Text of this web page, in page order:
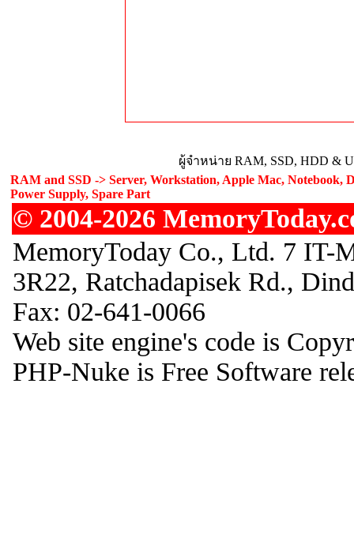
ผู้จำหน่าย RAM, SSD, HDD &
RAM and SSD -> Server, Workstation, Apple Mac, Notebook,
Power Supply, Spare Part
© 2004-2026
MemoryToday Co., Ltd. 7 IT-
3R22, Ratchadapisek Rd.,
Fax: 02-641-0066
Web site engine's code is
PHP-Nuke is Free Software